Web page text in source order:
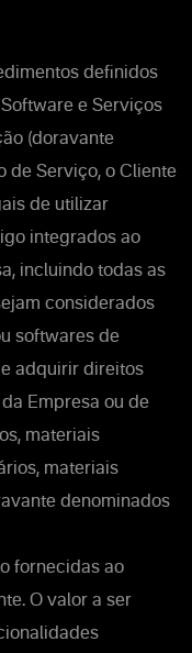
definidos
e Serviços
(doravante
de Serviço, o Cliente
de utilizar
integrados ao
incluindo todas as
considerados
softwares de
adquirir direitos
Empresa ou de
materiais
materiais
denominados
fornecidas ao
O valor a ser